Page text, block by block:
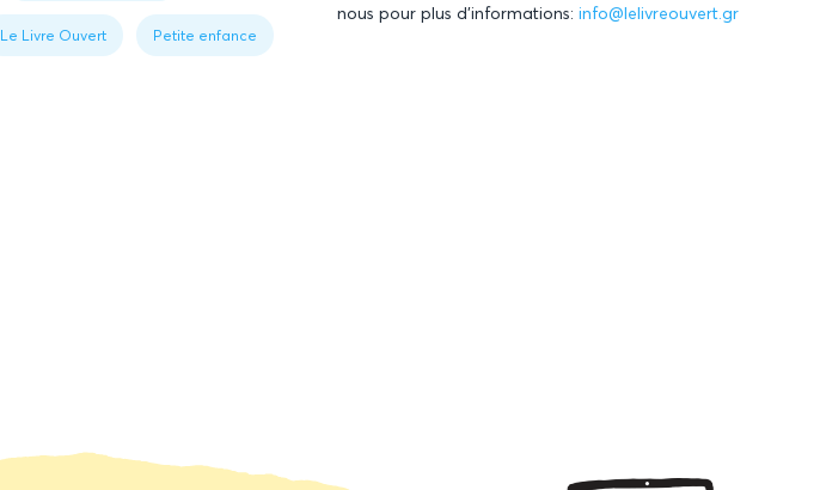
Le Livre Ouvert Petite enfance
nous pour plus d’informations:info@lelivreouvert.gr